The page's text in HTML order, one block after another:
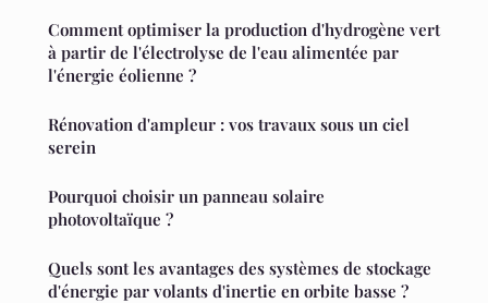
Comment optimiser la production d'hydrogène vert
à partir de l'électrolyse de l'eau alimentée par
l'énergie éolienne ?
Rénovation d'ampleur : vos travaux sous un ciel
serein
Pourquoi choisir un panneau solaire
photovoltaïque ?
Quels sont les avantages des systèmes de stockage
d'énergie par volants d'inertie en orbite basse ?